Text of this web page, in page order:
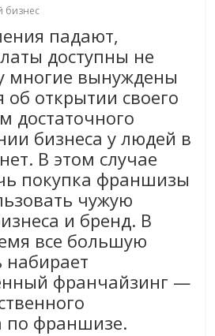
бизнес
падают,
доступны не
многие вынуждены
об открытии своего
достаточного
бизнеса у людей в
В этом случае
покупка франшизы
чужую
и бренд. В
все большую
набирает
франчайзинг —
по франшизе.